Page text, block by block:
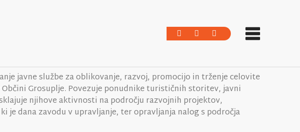
javne službe za oblikovanje, razvoj, promocijo in trženje celovite
Grosuplje. Povezuje ponudnike turističnih storitev, javni
njihove aktivnosti na področju razvojnih projektov,
dana zavodu v upravljanje, ter opravljanja nalog s področja